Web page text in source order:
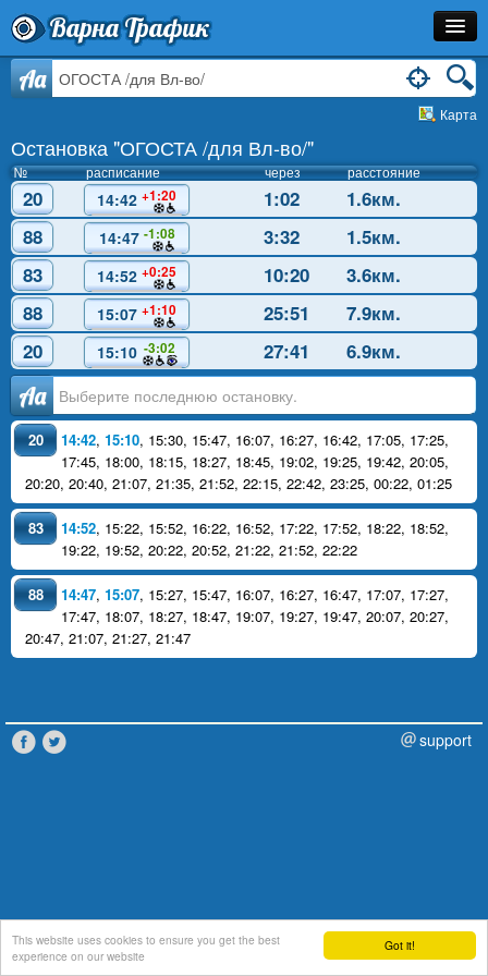
Got it!
This website uses cookies to ensure you get the best
experience on our website
Варна Трафик
Остановка
Расписание
Как Добраться?
Инфо
Aa
Карта
Остановка "ОГОСТА /для Вл-во/"
№ расписание через расстояние
20 14:42 +1:20 1:02
1.6км.
88
14:47 -1:08 3:32
1.5км.
83
14:52 +0:25 10:20
3.6км.
88
15:07 +1:10 25:51
7.9км.
20
15:10 -3:02 27:41 6.9км.
Аа
20 14:42, 15:10, 15:30, 15:47, 16:07, 16:27, 16:42, 17:05, 17:25,
17:45, 18:00, 18:15, 18:27, 18:45, 19:02, 19:25, 19:42, 20:05,
20:20, 20:40, 21:07, 21:35, 21:52, 22:15, 22:42, 23:25, 00:22, 01:25
83 14:52, 15:22, 15:52, 16:22, 16:52, 17:22, 17:52, 18:22, 18:52,
19:22, 19:52, 20:22, 20:52, 21:22, 21:52, 22:22
88 14:47, 15:07, 15:27, 15:47, 16:07, 16:27, 16:47, 17:07, 17:27,
17:47, 18:07, 18:27, 18:47, 19:07, 19:27, 19:47, 20:07, 20:27,
20:47, 21:07, 21:27, 21:47
support